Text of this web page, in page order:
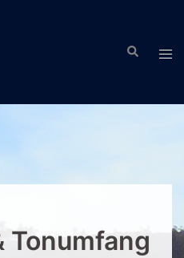
Suche
Tonumfang